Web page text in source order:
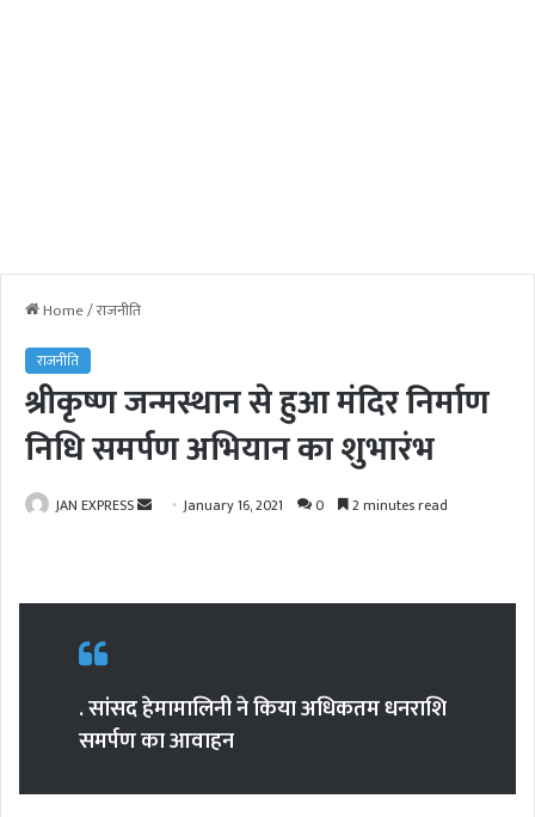
Home/राजनीति
राजनीति
श्रीकृष्ण जन्मस्थान से हुआ मंदिर निर्माण
निधि समर्पण अभियान का शुभारंभ
JAN EXPRESS
m
a
l
January 16, 2021 0 2 minutes read
. सांसद हेमामालिनी ने किया अधिकतम धनराशि
समर्पण का आवाहन